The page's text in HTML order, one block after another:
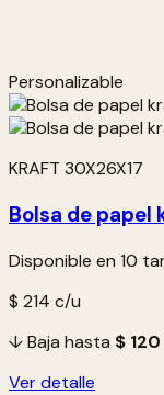
Personalizable
KRAFT 30X26X17
Bolsa de papel
Disponible en 10
$ 214 c/u
↓ Baja hasta $ 120
Ver detalle